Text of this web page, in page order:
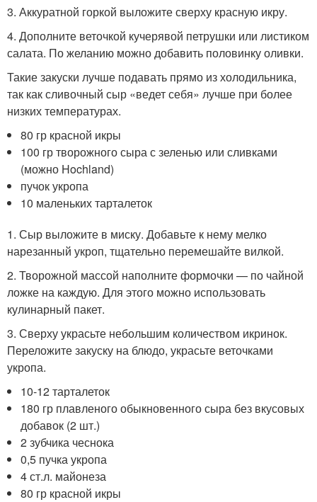
3. Аккуратной горкой выложите сверху красную икру.
4. Дополните веточкой кучерявой петрушки или листиком
салата. По желанию можно добавить половинку оливки.
Такие закуски лучше подавать прямо из холодильника,
так как сливочный сыр «ведет себя» лучше при более
низких температурах.
80 гр красной икры
100 гр творожного сыра с зеленью или сливками
(можно Hochland)
пучок укропа
10 маленьких тарталеток
1. Сыр выложите в миску. Добавьте к нему мелко
нарезанный укроп, тщательно перемешайте вилкой.
2. Творожной массой наполните формочки — по чайной
ложке на каждую. Для этого можно использовать
кулинарный пакет.
3. Сверху украсьте небольшим количеством икринок.
Переложите закуску на блюдо, украсьте веточками
укропа.
10-12 тарталеток
180 гр плавленого обыкновенного сыра без вкусовых
добавок (2 шт.)
2 зубчика чеснока
0,5 пучка укропа
4 ст.л. майонеза
80 гр красной икры